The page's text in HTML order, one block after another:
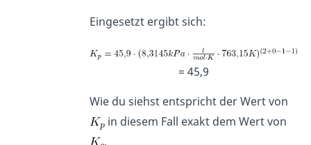
Eingesetzt ergibt sich:
= 45,9
Wie du siehst entspricht der Wert von
in diesem Fall exakt dem Wert von
.